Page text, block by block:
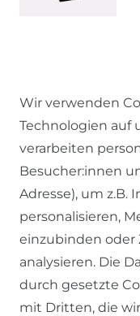
AGB
Wir verwenden
Technologien auf
verarbeiten
Besucher:innen
Adresse), um z.B.
personalisieren,
einzubinden oder
analysieren. Die
durch gesetzte
mit Dritten, die